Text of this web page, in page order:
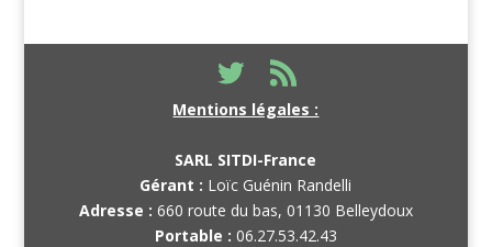
Mentions légales :
SARL SITDI-France
Gérant : Loïc Guénin Randelli
Adresse : 660 route du bas, 01130 Belleydoux
Portable : 06.27.53.42.43